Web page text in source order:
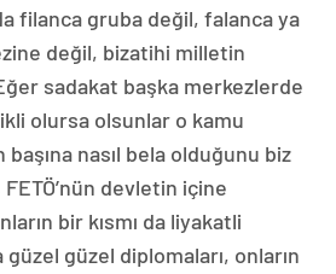
filanca gruba değil, falanca ya
değil, bizatihi milletin
sadakat başka merkezlerde
olursa olsunlar o kamu
nasıl bela olduğunu biz
FETÖ’nün devletin içine
bir kısmı da liyakatli
güzel güzel diplomaları, onların